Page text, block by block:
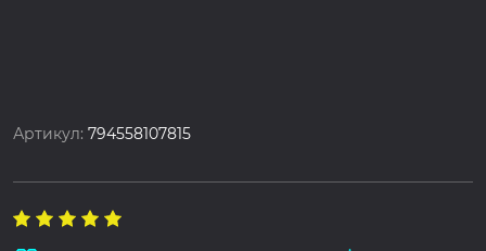
Артикул:794558107815